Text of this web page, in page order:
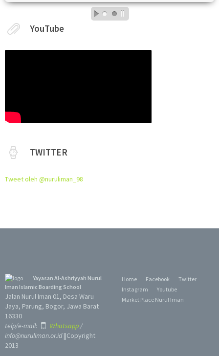
YouTube
TWITTER
Tweet oleh @nuruliman_98
Yayasan Al-Ashriyyah Nurul
Iman Islamic Boarding School
Jalan Nurul Iman 01, Desa Waru
Jaya, Parung, Bogor, Jawa Barat
16330
telp/e-mail:
Whatsapp/
info@nuruliman.or.id||Copyright
2013
Home Facebook
Twitter
Instagram
Youtube
Market Place Nurul Iman